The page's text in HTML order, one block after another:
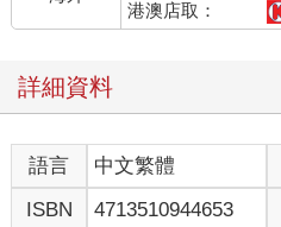
高衝突人士出沒注意
你需要更精準有效的方法，來辨
管理︰
•搭起橋梁︰讓有情緒的人冷靜下
的，你都沒在聽」；搭起溝通橋
也不照單全收。記住，你需要傾
不停。
•分析選項︰思考解決方法時，最
港澳店取：
詳細資料
語言 中文繁體
ISBN
4713510944653